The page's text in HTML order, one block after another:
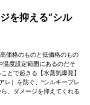
を抑える“シル
価格のものと低価格のもの
温度設定範囲にあるのだそ
とで起きる【水蒸気爆発】
レ）を防ぐ、“シルキープレ
、ダメージを抑えてくれる